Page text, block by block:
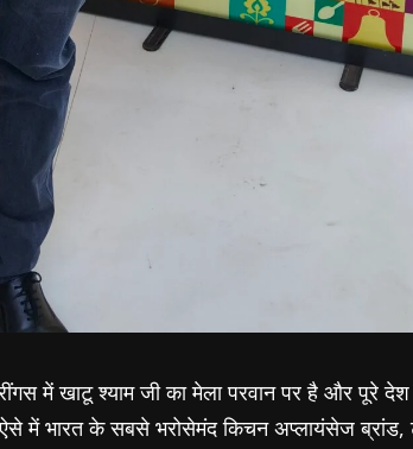
में खाटू श्याम जी का मेला परवान पर है और पूरे
में भारत के सबसे भरोसेमंद किचन अप्लायंसेज ब्रांड,